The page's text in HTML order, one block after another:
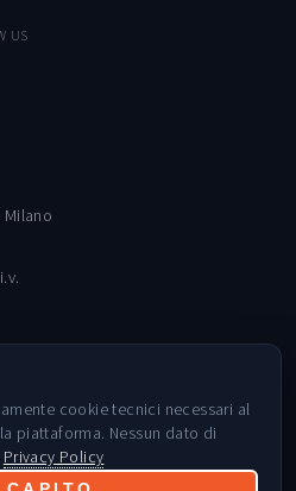
US
cookie tecnici necessari al
piattaforma. Nessun dato di
Privacy Policy